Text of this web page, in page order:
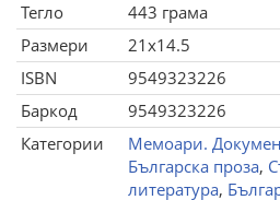
Тегло
443 грама
Размери
21x14.5
ISBN
9549323226
Баркод
9549323226
Категории
Мемоари.
Българска проза,
литература,